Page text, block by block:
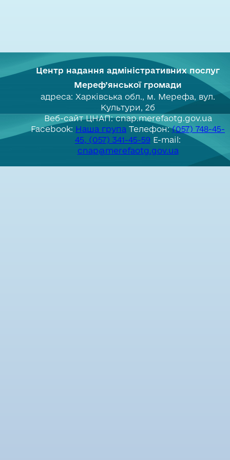
Центр надання адміністративних послуг
Мереф’янської громади
адреса: Харківська обл., м. Мерефа, вул.
Культури, 2б
Веб-сайт ЦНАП: cnap.merefaotg.gov.ua
Facebook: Наша група Телефон:(057) 748-45-
45, (057) 341-45-59 E-mail:
cnap@merefaotg.gov.ua